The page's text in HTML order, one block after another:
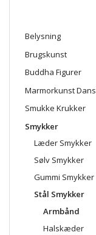
Belysning
Brugskunst
Buddha Figurer
Marmorkunst
Smukke Krukker
Smykker
Læder Smykker
Sølv Smykker
Gummi Smykker
Stål Smykker
Armbånd
Halskæder